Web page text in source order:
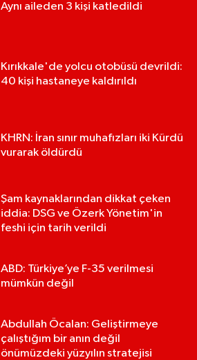
Aynı aileden 3 kişi katledildi
Kırıkkale'de yolcu otobüsü devrildi:
40 kişi hastaneye kaldırıldı
KHRN: İran sınır muhafızları iki Kürdü
vurarak öldürdü
Şam kaynaklarından dikkat çeken
iddia: DSG ve Özerk Yönetim'in
feshi için tarih verildi
ABD: Türkiye’ye F-35 verilmesi
mümkün değil
Abdullah Öcalan: Geliştirmeye
çalıştığım bir anın değil
önümüzdeki yüzyılın stratejisi